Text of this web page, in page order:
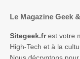
Le Magazine Geek
Sitegeek.frest votre
High-Tech et à la